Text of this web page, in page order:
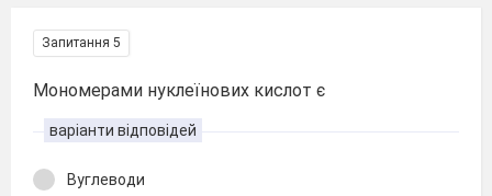
Запитання 5
Мономерами нуклеїнових кислот є
варіанти відповідей
Вуглеводи